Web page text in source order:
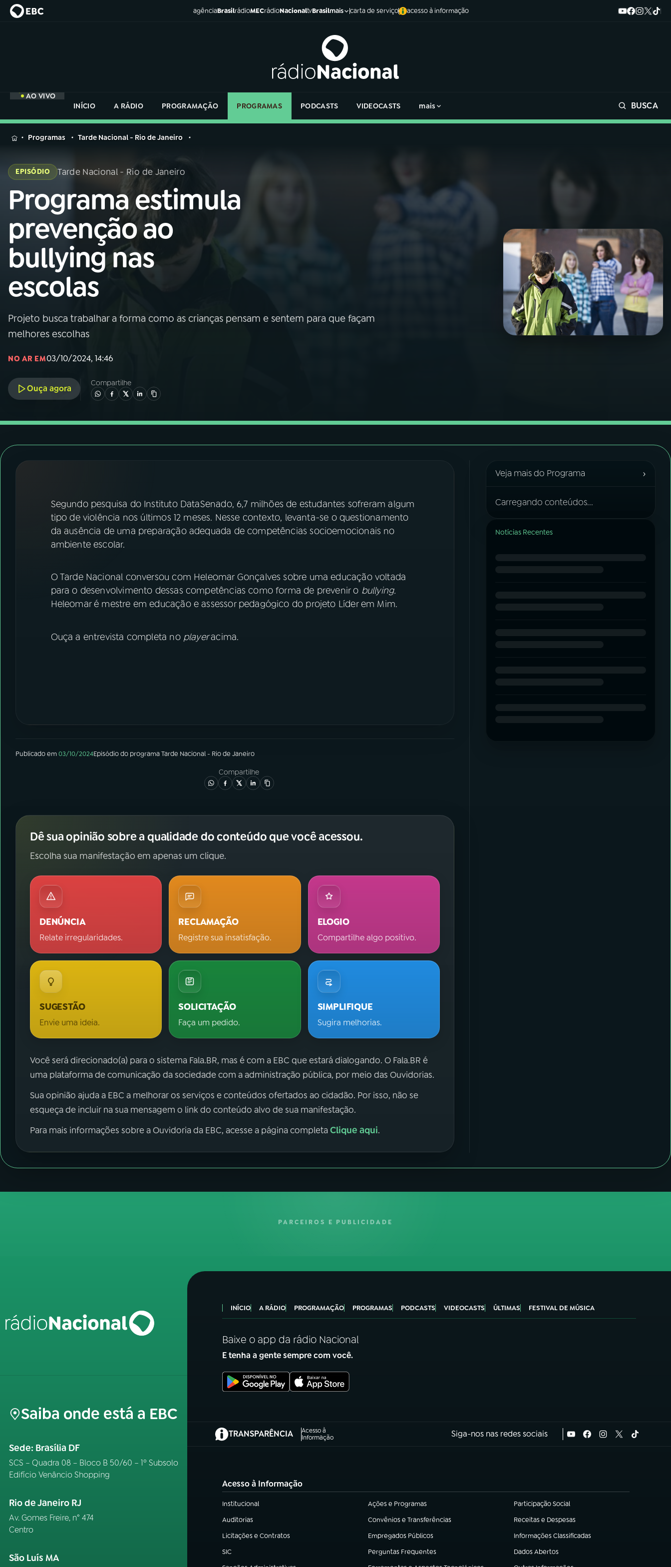
agênciaBrasilrádioMECrádioNacionaltvBrasilmais carta de serviço acesso à informação
AO VIVO
INÍCIO
A RÁDIO PROGRAMAÇÃO PROGRAMAS PODCASTS VIDEOCASTS mais BUSCA
MENU
Buscar
na
Rádio
Nacional
AO VIVO
01INÍCIO
02A RÁDIO
03PROGRAMAÇÃO
PODCASTS
ACOMPANHE A RÁDIO NACIONAL
YouTube Facebook
na
Rádio
Programas Tarde Nacional - Rio de Janeiro
EPISÓDIO Tarde Nacional - Rio de Janeiro
Programa estimula
prevenção ao
bullying nas
escolas
Projeto busca trabalhar a forma como as crianças pensam e sentem para que façam
melhores escolhas
NO AR EM03/10/2024, 14:46
Ouça agora
Compartilhe
Segundo pesquisa do Instituto DataSenado, 6,7 milhões de estudantes sofreram algum
tipo de violência nos últimos 12 meses. Nesse contexto, levanta-se o questionamento
da ausência de uma preparação adequada de competências socioemocionais no
ambiente escolar.
O Tarde Nacional conversou com Heleomar Gonçalves sobre uma educação voltada
para o desenvolvimento dessas competências como forma de prevenir o bullying.
Heleomar é mestre em educação e assessor pedagógico do projeto Líder em Mim.
Ouça a entrevista completa no playeracima.
Publicado em03/10/2024Episódiodo programaTarde Nacional - Rio de Janeiro
Compartilhe
Dê sua opinião sobre a qualidade do conteúdo que você acessou.
Escolha sua manifestação em apenas um clique.
DENÚNCIA
Relate irregularidades.
RECLAMAÇÃO
Registre sua insatisfação.
ELOGIO
Compartilhe algo positivo.
SUGESTÃO
Envie uma ideia.
SOLICITAÇÃO
Faça um pedido.
SIMPLIFIQUE
Sugira melhorias.
Você será direcionado(a) para o sistema Fala.BR, mas é com a EBC que estará dialogando. O Fala.BR é
uma plataforma de comunicação da sociedade com a administração pública, por meio das Ouvidorias.
Sua opinião ajuda a EBC a melhorar os serviços e conteúdos ofertados ao cidadão. Por isso, não se
esqueça de incluir na sua mensagem o link do conteúdo alvo de sua manifestação.
Para mais informações sobre a Ouvidoria da EBC, acesse a página completaClique aqui.
Veja mais do Programa ›
Carregando conteúdos...
Notícias Recentes
PARCEIROS E PUBLICIDADE
Saiba onde está a EBC
Sede: Brasília DF
SCS – Quadra 08 – Bloco B 50/60 – 1º Subsolo
Edifício Venâncio Shopping
Rio de Janeiro RJ
Av. Gomes Freire, n° 474
Centro
São Luís MA
INÍCIO A RÁDIO PROGRAMAÇÃO PROGRAMAS PODCASTS VIDEOCASTS ÚLTIMAS FESTIVAL DE MÚSICA
Baixe o app da rádio Nacional
E tenha a gente sempre com você.
TRANSPARÊNCIA
Acesso à
Informação
(abre em nova aba) Siga-nos nas redes sociais
Acesso à Informação
Institucional
(abre em nova aba) Ações e Programas
(abre em nova aba) Participação Social
(abre em nova aba)
Auditorias
(abre em nova aba) Convênios e Transferências
(abre em nova aba) Receitas e Despesas
(abre em nova aba)
Licitações e Contratos
(abre em nova aba) Empregados Públicos
(abre em nova aba) Informações Classificadas
(abre em nova aba)
SIC
(abre em nova aba) Perguntas Frequentes
(abre em nova aba) Dados Abertos
(abre em nova aba)